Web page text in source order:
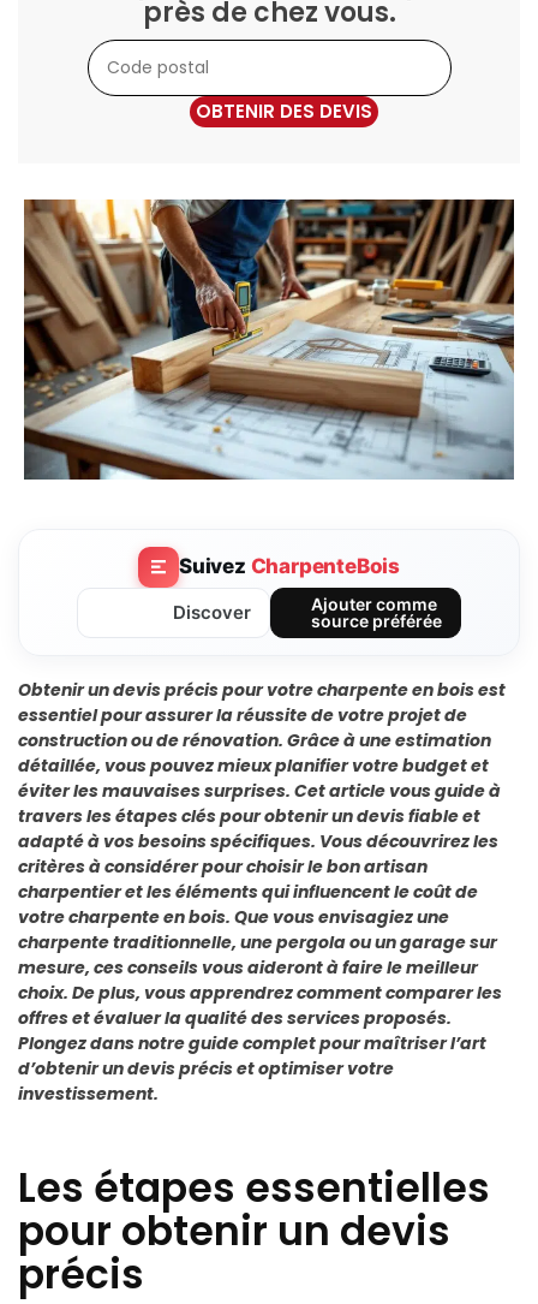
près de chez vous.
OBTENIR DES DEVIS
Suivez CharpenteBois
Discover
Ajouter comme
source préférée
Obtenir un devis précis pour votre charpente en bois est
essentiel pour assurer la réussite de votre projet de
construction ou de rénovation. Grâce à une estimation
détaillée, vous pouvez mieux planifier votre budget et
éviter les mauvaises surprises. Cet article vous guide à
travers les étapes clés pour obtenir un devis fiable et
adapté à vos besoins spécifiques. Vous découvrirez les
critères à considérer pour choisir le bon artisan
charpentier et les éléments qui influencent le coût de
votre charpente en bois. Que vous envisagiez une
charpente traditionnelle, une pergola ou un garage sur
mesure, ces conseils vous aideront à faire le meilleur
choix. De plus, vous apprendrez comment comparer les
offres et évaluer la qualité des services proposés.
Plongez dans notre guide complet pour maîtriser l’art
d’obtenir un devis précis et optimiser votre
investissement.
Les étapes essentielles
pour obtenir un devis
précis